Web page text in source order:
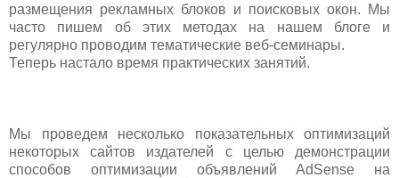
размещения рекламных блоков и поисковых окон. Мы
часто пишем об этих методах на нашем блоге и
регулярно проводим тематические веб-семинары.
Теперь настало время практических занятий.
Мы проведем несколько показательных оптимизаций
некоторых сайтов издателей с целью демонстрации
способов оптимизации объявлений AdSense на